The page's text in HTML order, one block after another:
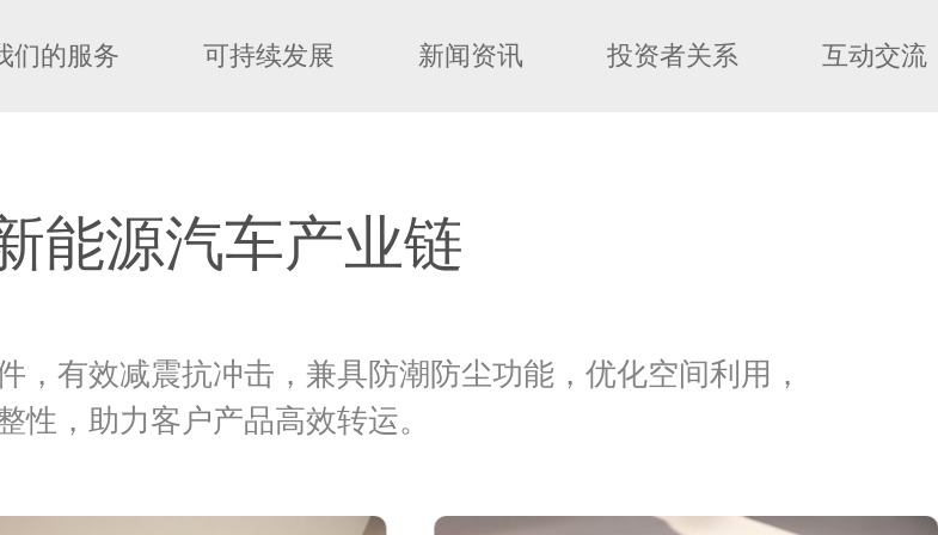
们的服务 可持续发展 新闻资讯 投资者关系 互动交流
能源汽车产业链
，有效减震抗冲击，兼具防潮防尘功能，优化空间利用，
性，助力客户产品高效转运。